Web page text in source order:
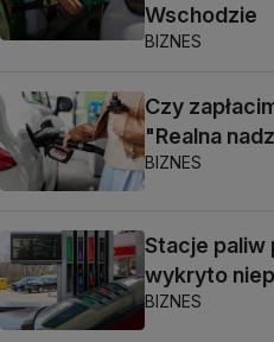
Wschodzie
BIZNES
Czy
"Realna
BIZNES
Stacje paliw
wykryto
BIZNES